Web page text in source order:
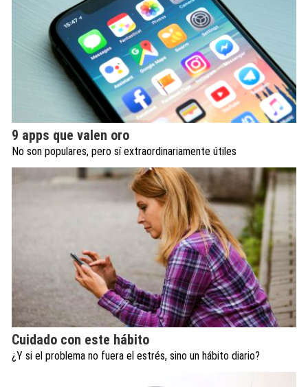
9 apps que valen oro
No son populares, pero sí extraordinariamente útiles
Cuidado con este hábito
¿Y si el problema no fuera el estrés, sino un hábito diario?